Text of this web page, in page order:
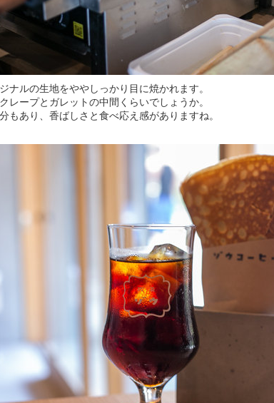
ナルの生地をややしっかり目に焼かれます。
レープとガレットの中間くらいでしょうか。
もあり、香ばしさと食べ応え感がありますね。